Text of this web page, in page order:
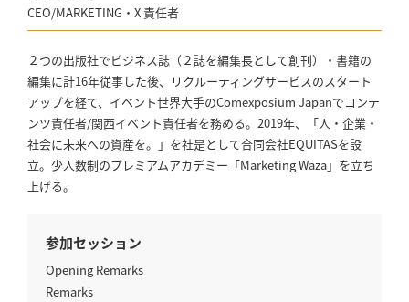
CEO/MARKETING・X 責任者
２つの出版社でビジネス誌（２誌を編集長として創刊）・書籍の
編集に計16年従事した後、リクルーティングサービスのスタート
アップを経て、イベント世界大手のComexposium Japanでコンテ
ンツ責任者/関西イベント責任者を務める。2019年、「人・企業・
社会に未来への資産を。」を社是として合同会社EQUITASを設
立。少人数制のプレミアムアカデミー「Marketing Waza」を立ち
上げる。
参加セッション
Opening Remarks
Remarks